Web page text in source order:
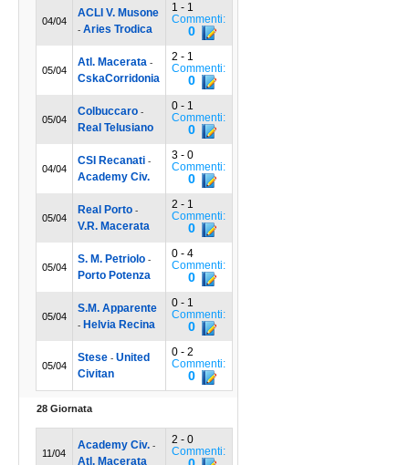
04/04
ACLI V. Musone
- Aries Trodica
1 - 1
Commenti:
0
05/04
Atl. Macerata-
CskaCorridonia
2 - 1
Commenti:
0
05/04
Colbuccaro-
Real Telusiano
0 - 1
Commenti:
0
04/04
CSI Recanati -
Academy Civ.
3 - 0
Commenti:
0
05/04
Real Porto-
V.R. Macerata
2 - 1
Commenti:
0
05/04
S. M. Petriolo-
Porto Potenza
0 - 4
Commenti:
0
05/04
S.M. Apparente
- Helvia Recina
0 - 1
Commenti:
0
05/04
Stese- United
Civitan
0 - 2
Commenti:
0
28 Giornata
11/04
Academy Civ.-
Atl. Macerata
2 - 0
Commenti: